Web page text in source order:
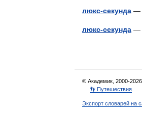
люкс-секунда —
люкс-секунда —
© Академик, 2000-2026
👣 Путешествия
Экспорт словарей на